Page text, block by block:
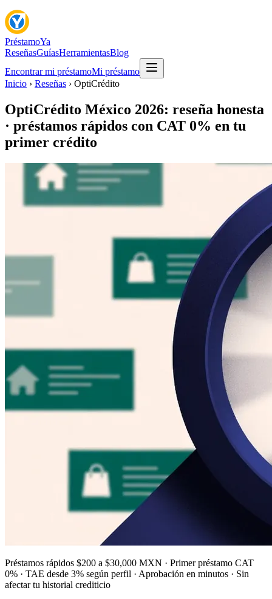
PréstamoYa
ReseñasGuíasHerramientasBlog
Encontrar mi préstamoMi préstamo
Inicio › Reseñas › OptiCrédito
OptiCrédito México 2026: reseña honesta
· préstamos rápidos con CAT 0% en tu
primer crédito
Préstamos rápidos $200 a $30,000 MXN · Primer préstamo CAT
0% · TAE desde 3% según perfil · Aprobación en minutos · Sin
afectar tu historial crediticio